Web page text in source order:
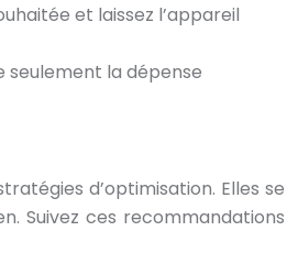
et laissez l’appareil
seulement la dépense
d’optimisation. Elles se
Suivez ces recommandations